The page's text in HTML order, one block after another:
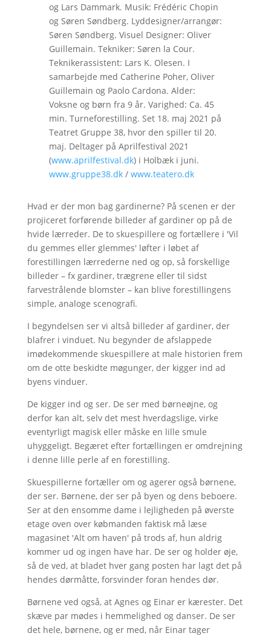
og Lars Dammark. Musik: Frédéric Chopin
og Søren Søndberg. Lyddesigner/arrangør:
Søren Søndberg. Visuel Designer: Oliver
Guillemain. Tekniker: Søren la Cour.
Teknikerassistent: Lars K. Olesen. I
samarbejde med Catherine Poher, Oliver
Guillemain og Paolo Cardona. Alder:
Voksne og børn fra 9 år. Varighed: Ca. 45
min. Turneforestilling. Set 18. maj 2021 på
Teatret Gruppe 38, hvor den spiller til 20.
maj. Deltager på Aprilfestival 2021
(www.aprilfestival.dk) i Holbæk i juni.
www.gruppe38.dk/ www.teatero.dk
Hvad er der mon bag gardinerne? På scenen er der
projiceret forførende billeder af gardiner op på de
hvide lærreder. De to skuespillere og fortællere i 'Vil
du gemmes eller glemmes' løfter i løbet af
forestillingen lærrederne ned og op, så forskellige
billeder – fx gardiner, trægrene eller til sidst
farvestrålende blomster – kan blive forestillingens
simple, analoge scenografi.
I begyndelsen ser vi altså billeder af gardiner, der
blafrer i vinduet. Nu begynder de afslappede
imødekommende skuespillere at male historien frem
om de otte beskidte møgunger, der kigger ind ad
byens vinduer.
De kigger ind og ser. De ser med børneøjne, og
derfor kan alt, selv det mest hverdagslige, virke
eventyrligt magisk eller måske en lille smule
uhyggeligt. Begæret efter fortællingen er omdrejning
i denne lille perle af en forestilling.
Skuespillerne fortæller om og agerer også børnene,
der ser. Børnene, der ser på byen og dens beboere.
Ser at den ensomme dame i lejligheden på øverste
etage oven over købmanden faktisk må læse
magasinet 'Alt om haven' på trods af, hun aldrig
kommer ud og ingen have har. De ser og holder øje,
så de ved, at bladet hver gang posten har lagt det på
hendes dørmåtte, forsvinder foran hendes dør.
Børnene ved også, at Agnes og Einar er kærester. Det
skæve par mødes i hemmelighed og danser. De ser
det hele, børnene, og er med, når Einar tager